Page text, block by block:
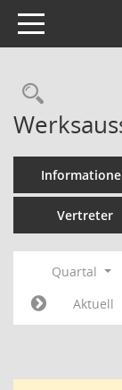
Toggle navigation
Vertreter
Quartal
Aktuell